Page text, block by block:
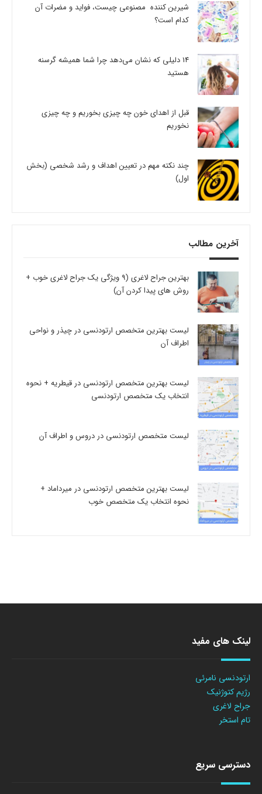
شیرین کننده مصنوعی چیست، فواید و مضرات آن
کدام است؟
14 دلیلی که نشان می‌دهد چرا شما همیشه گرسنه
هستید
قبل از اهدای خون چه چیزی بخوریم و چه چیزی
نخوریم
چند نکته مهم در تعیین اهداف و رشد شخصی (بخش
اول)
آخرین مطالب
بهترین جراح لاغری (9 ویژگی یک جراح لاغری خوب +
روش های پیدا کردن آن)
لیست بهترین متخصص ارتودنسی در چیذر و نواحی
اطراف آن
لیست بهترین متخصص ارتودنسی در قیطریه + نحوه
انتخاب یک متخصص ارتودنسی
لیست متخصص ارتودنسی در دروس و اطراف آن
لیست بهترین متخصص ارتودنسی در میرداماد +
نحوه انتخاب یک متخصص خوب
لینک های مفید
ارتودنسی نامرئی
رژیم کتوژنیک
جراح لاغری
تام استخر
دسترسی سریع